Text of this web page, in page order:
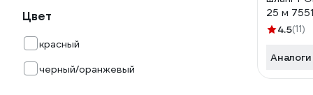
Цвет
красный
черный/оранжевый
25 м
4.5(11)
Аналоги